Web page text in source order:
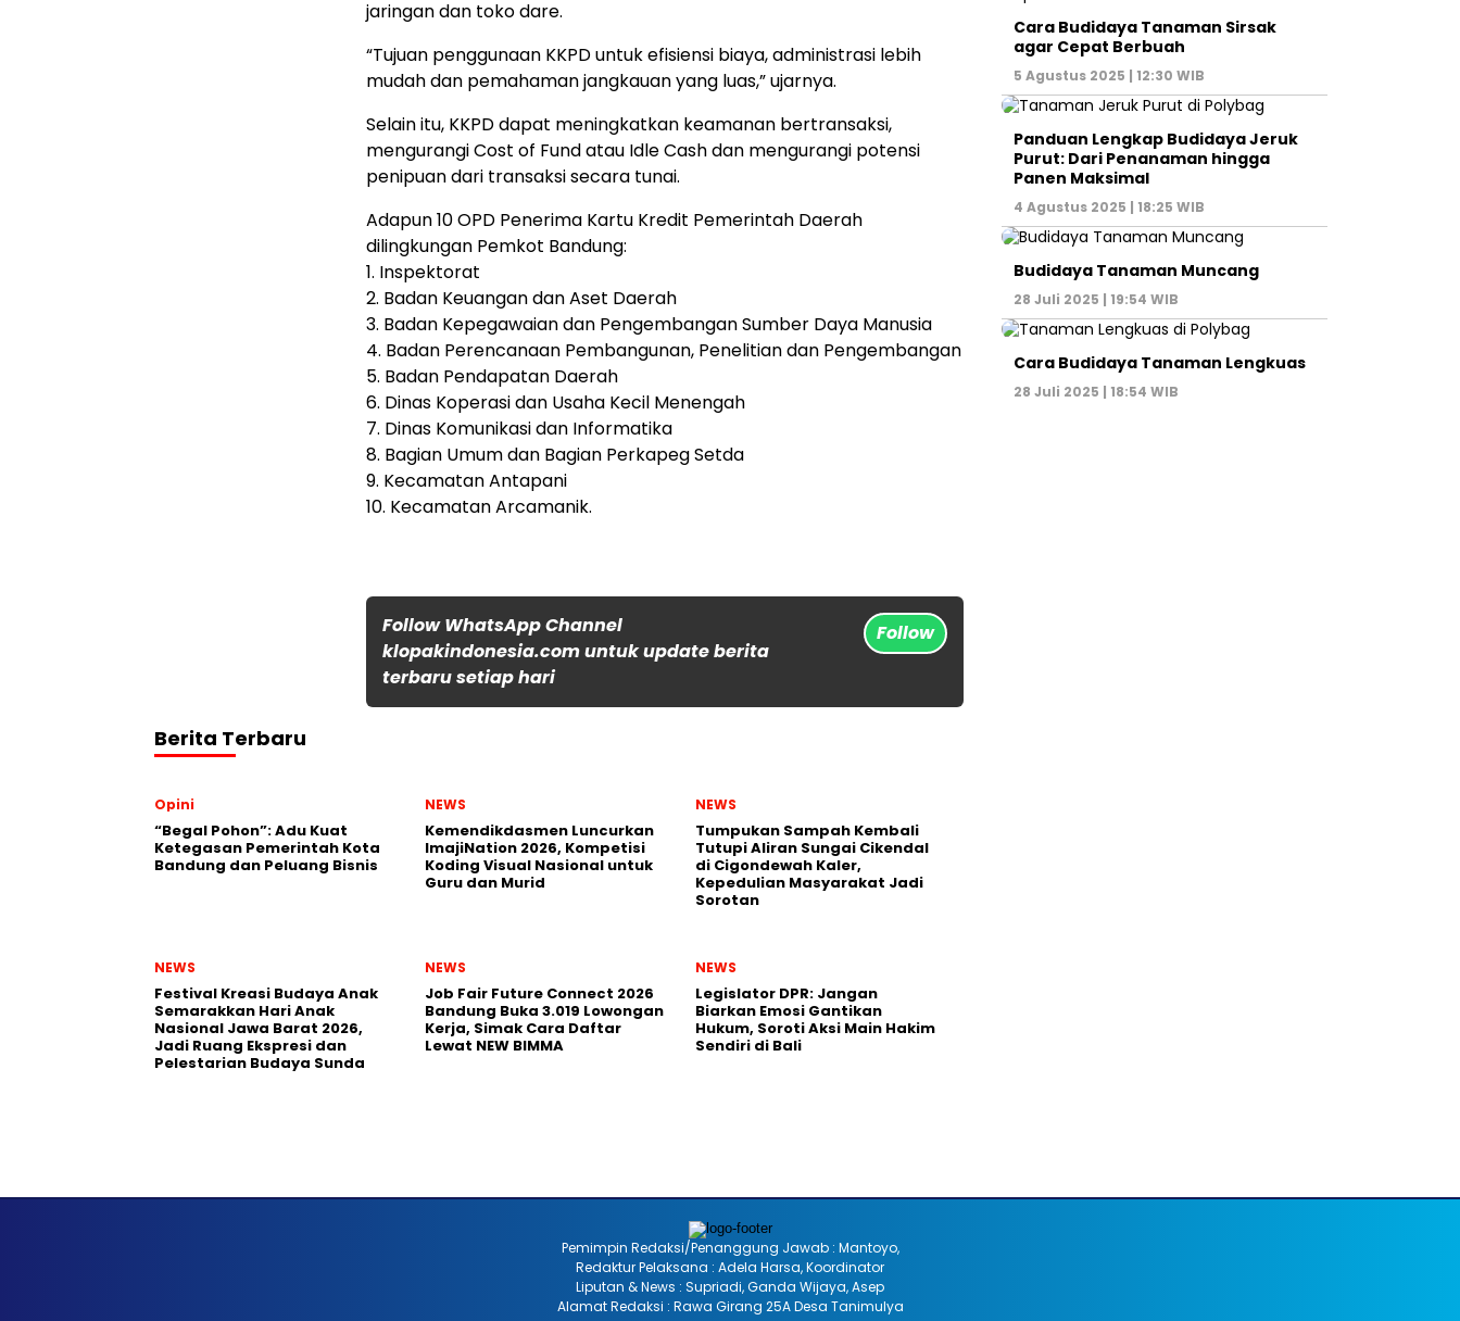
jaringan dan toko dare.
“Tujuan penggunaan KKPD untuk efisiensi biaya, administrasi lebih
mudah dan pemahaman jangkauan yang luas,” ujarnya.
Selain itu, KKPD dapat meningkatkan keamanan bertransaksi,
mengurangi Cost of Fund atau Idle Cash dan mengurangi potensi
penipuan dari transaksi secara tunai.
Adapun 10 OPD Penerima Kartu Kredit Pemerintah Daerah
dilingkungan Pemkot Bandung:
1. Inspektorat
2. Badan Keuangan dan Aset Daerah
3. Badan Kepegawaian dan Pengembangan Sumber Daya Manusia
4. Badan Perencanaan Pembangunan, Penelitian dan Pengembangan
5. Badan Pendapatan Daerah
6. Dinas Koperasi dan Usaha Kecil Menengah
7. Dinas Komunikasi dan Informatika
8. Bagian Umum dan Bagian Perkapeg Setda
9. Kecamatan Antapani
10. Kecamatan Arcamanik.
Follow WhatsApp Channel
klopakindonesia.com untuk update berita
terbaru setiap hari
Follow
Berita Terbaru
Opini
“Begal Pohon”: Adu Kuat
Ketegasan Pemerintah Kota
Bandung dan Peluang Bisnis
NEWS
Kemendikdasmen Luncurkan
ImajiNation 2026, Kompetisi
Koding Visual Nasional untuk
Guru dan Murid
NEWS
Tumpukan Sampah Kembali
Tutupi Aliran Sungai Cikendal
di Cigondewah Kaler,
Kepedulian Masyarakat Jadi
Sorotan
NEWS
Festival Kreasi Budaya Anak
Semarakkan Hari Anak
Nasional Jawa Barat 2026,
Jadi Ruang Ekspresi dan
Pelestarian Budaya Sunda
NEWS
Job Fair Future Connect 2026
Bandung Buka 3.019 Lowongan
Kerja, Simak Cara Daftar
Lewat NEW BIMMA
NEWS
Legislator DPR: Jangan
Biarkan Emosi Gantikan
Hukum, Soroti Aksi Main Hakim
Sendiri di Bali
Cara Budidaya Tanaman Sirsak
agar Cepat Berbuah
5 Agustus 2025 | 12:30 WIB
Panduan Lengkap Budidaya Jeruk
Purut: Dari Penanaman hingga
Panen Maksimal
4 Agustus 2025 | 18:25 WIB
Budidaya Tanaman Muncang
28 Juli 2025 | 19:54 WIB
Cara Budidaya Tanaman Lengkuas
28 Juli 2025 | 18:54 WIB
Pemimpin Redaksi/Penanggung Jawab : Mantoyo,
Redaktur Pelaksana : Adela Harsa, Koordinator
Liputan & News : Supriadi, Ganda Wijaya, Asep
Alamat Redaksi : Rawa Girang 25A Desa Tanimulya